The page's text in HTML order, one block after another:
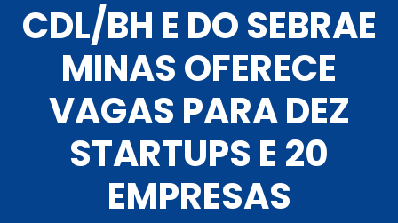
CDL/BH E DO SEBRAE
MINAS OFERECE
VAGAS PARA DEZ
STARTUPS E 20
EMPRESAS